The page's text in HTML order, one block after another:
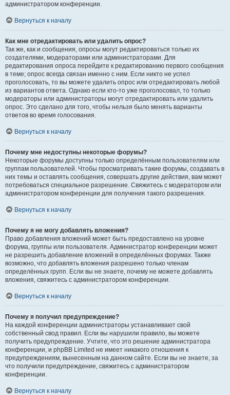
администратором конференции.
Вернуться к началу
Как мне отредактировать или удалить опрос?
Так же, как и сообщения, опросы могут редактироваться только их
создателями, модераторами или администраторами. Для
редактирования опроса перейдите к редактированию первого сообщения
в теме; опрос всегда связан именно с ним. Если никто не успел
проголосовать, то вы можете удалить опрос или отредактировать любой
из вариантов ответа. Однако если кто-то уже проголосовал, то только
модераторы или администраторы могут отредактировать или удалить
опрос. Это сделано для того, чтобы нельзя было менять варианты
ответов во время голосования.
Вернуться к началу
Почему мне недоступны некоторые форумы?
Некоторые форумы доступны только определённым пользователям или
группам пользователей. Чтобы просматривать такие форумы, создавать в
них темы и оставлять сообщения, совершать другие действия, вам может
потребоваться специальное разрешение. Свяжитесь с модератором или
администратором конференции для получения такого разрешения.
Вернуться к началу
Почему я не могу добавлять вложения?
Право добавления вложений может быть предоставлено на уровне
форума, группы или пользователя. Администратор конференции может
не разрешить добавление вложений в определённых форумах. Также
возможно, что добавлять вложения разрешено только членам
определённых групп. Если вы не знаете, почему не можете добавлять
вложения, свяжитесь с администратором конференции.
Вернуться к началу
Почему я получил предупреждение?
На каждой конференции администраторы устанавливают свой
собственный свод правил. Если вы нарушили правило, вы можете
получить предупреждение. Учтите, что это решение администратора
конференции, и phpBB Limited не имеет никакого отношения к
предупреждениям, вынесенным на данном сайте. Если вы не знаете, за
что получили предупреждение, свяжитесь с администратором
конференции.
Вернуться к началу